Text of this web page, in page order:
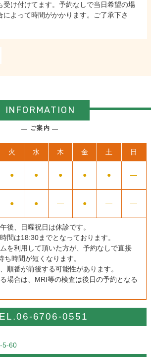
け付けてます。予約なしで当日希望の場
によって時間がかかります。ご了承下さ
INFORMATION
ご案内
火 水 木 金 土 日
● ● ● ● ● ―
● ● ― ● ― ―
後、日曜祝日は休診です。
間は18:30までとなっております。
を利用して頂いた方が、予約なしで直接
ち時間が短くなります。
順番が前後する可能性があります。
場合は、MRI等の検査は後日の予約となる
6706-0551
5-60